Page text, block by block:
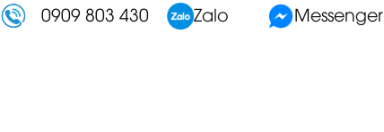
0909 803 430 Zalo Messenger